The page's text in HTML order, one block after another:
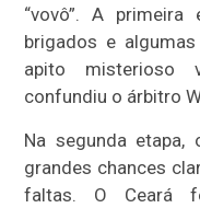
“vovô”. A
brigados e
apito misterioso
confundiu o árbitro
Na segunda
grandes chances
faltas. O Ceará